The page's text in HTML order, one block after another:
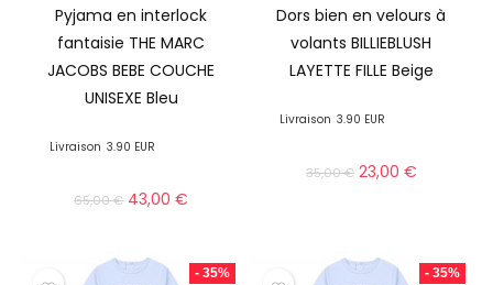
Pyjama en interlock
fantaisie THE MARC
JACOBS BEBE COUCHE
UNISEXE Bleu
Livraison 3.90 EUR
65,00€ 43,00€
Dors bien en velours à
volants BILLIEBLUSH
LAYETTE FILLE Beige
Livraison 3.90 EUR
35,00€ 23,00 €
- 35% - 35%